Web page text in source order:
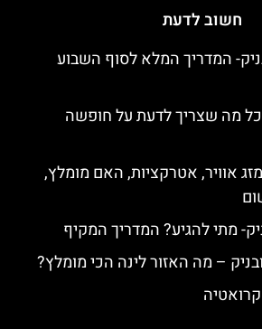
חשוב לדעת
המדריך המלא לסוף השבוע
כל מה שצריך לדעת על חופשה
אוויר, אטרקציות, האם מומלץ,
מתי להגיע? המדריך המקיף
– מה האזור לינה הכי מומלץ?
קרואטיה